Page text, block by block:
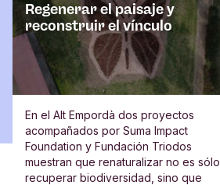
Regenerar el paisaje y
reconstruir el vínculo
En el Alt Empordà dos proyectos
acompañados por Suma Impact
Foundation y Fundación Triodos
muestran que renaturalizar no es sólo
recuperar biodiversidad, sino que